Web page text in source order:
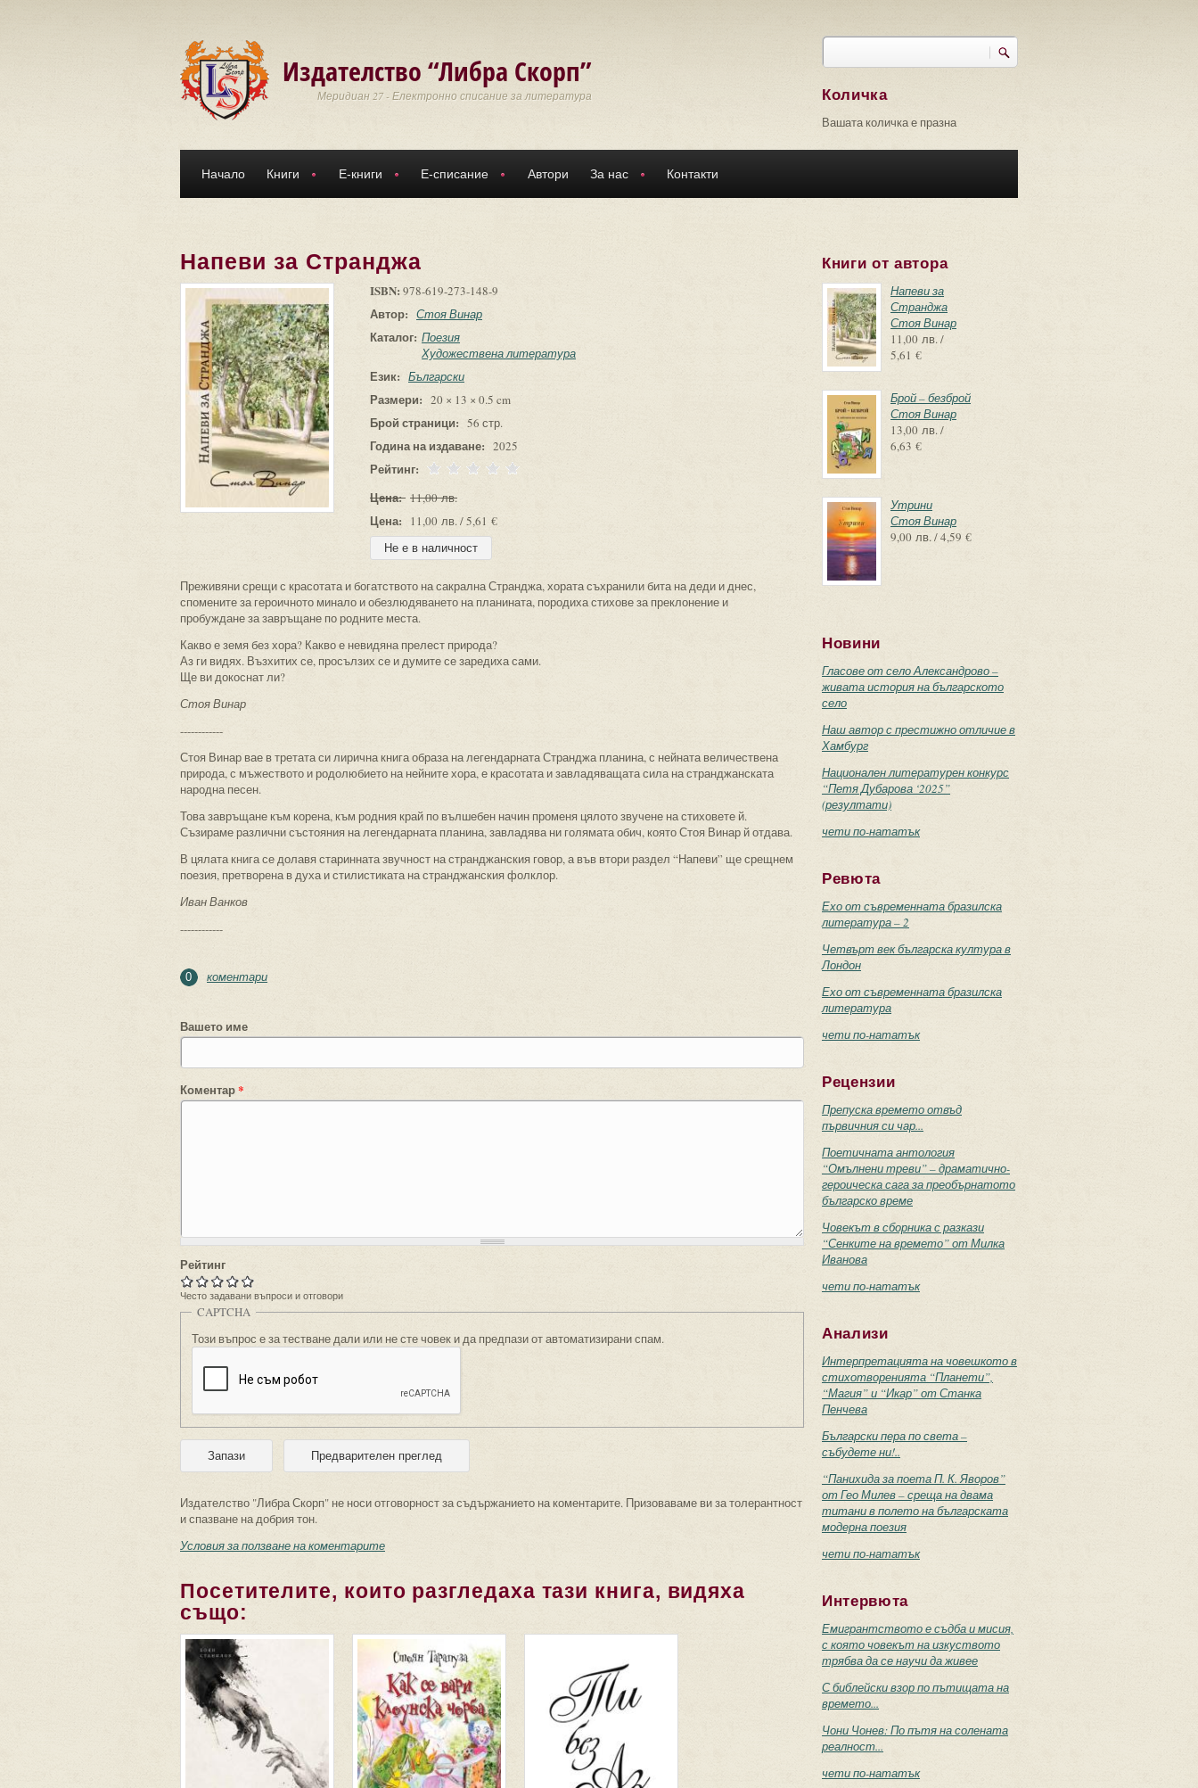
Издателство “Либра Скорп”
Меридиан 27 - Електронно списание за литература
Търси
Количка
Вашата количка е празна
Начало Книги Е-книги Е-списание Автори За нас Контакти
Напеви за Странджа
ISBN: 978-619-273-148-9
Автор: Стоя Винар
Каталог: Поезия
Художествена литература
Език: Български
Размери: 20 × 13 × 0.5 cm
Брой страници: 56 стр.
Година на издаване: 2025
Рейтинг:
Цена: 11,00 лв.
Цена: 11,00 лв. / 5,61 €
Преживяни срещи с красотата и богатството на сакрална Странджа, хората съхранили бита на деди и днес,
спомените за героичното минало и обезлюдяването на планината, породиха стихове за преклонение и
пробуждане за завръщане по родните места.
Какво е земя без хора? Какво е невидяна прелест природа?
Аз ги видях. Възхитих се, просълзих се и думите се заредиха сами.
Ще ви докоснат ли?
Стоя Винар
------------
Стоя Винар вае в третата си лирична книга образа на легендарната Странджа планина, с нейната величествена
природа, с мъжеството и родолюбието на нейните хора, е красотата и завладяващата сила на странджанската
народна песен.
Това завръщане към корена, към родния край по вълшебен начин променя цялото звучене на стиховете й.
Съзираме различни състояния на легендарната планина, завладява ни голямата обич, която Стоя Винар й отдава.
В цялата книга се долавя старинната звучност на странджанския говор, а във втори раздел “Напеви” ще срещнем
поезия, претворена в духа и стилистиката на странджанския фолклор.
Иван Ванков
------------
0 коментари
Вашето име
Коментар*
Рейтинг
Често задавани въпроси и отговори
CAPTCHA
Този въпрос е за тестване дали или не сте човек и да предпази от автоматизирани спам.
Издателство "Либра Скорп" не носи отговорност за съдържанието на коментарите. Призоваваме ви за толерантност
и спазване на добрия тон.
Условия за ползване на коментарите
Посетителите, които разгледаха тази книга, видяха
също:
Книги от автора
Напеви за
Странджа
Стоя Винар
11,00 лв. /
5,61 €
Брой – безброй
Стоя Винар
13,00 лв. /
6,63 €
Утрини
Стоя Винар
9,00 лв. / 4,59 €
Новини
Гласове от село Александрово –
живата история на българското
село
Наш автор с престижно отличие в
Хамбург
Национален литературен конкурс
“Петя Дубарова ‘2025”
(резултати)
чети по-нататък
Ревюта
Ехо от съвременната бразилска
литература – 2
Четвърт век българска култура в
Лондон
Ехо от съвременната бразилска
литература
чети по-нататък
Рецензии
Препуска времето отвъд
първичния си чар...
Поетичната антология
“Омълнени треви” – драматично-
героическа сага за преобърнатото
българско време
Човекът в сборника с разкази
“Сенките на времето” от Милка
Иванова
чети по-нататък
Анализи
Интерпретацията на човешкото в
стихотворенията “Планети”,
“Магия” и “Икар” от Станка
Пенчева
Български пера по света –
събудете ни!..
“Панихида за поета П. К. Яворов”
от Гео Милев – среща на двама
титани в полето на българската
модерна поезия
чети по-нататък
Интервюта
Емигрантството е съдба и мисия,
с която човекът на изкуството
трябва да се научи да живее
С библейски взор по пътищата на
времето...
Чони Чонев: По пътя на солената
реалност...
чети по-нататък